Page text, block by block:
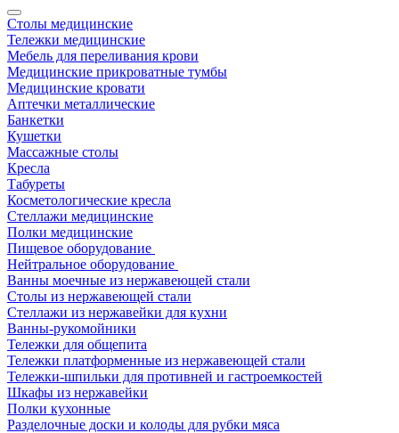
Столы медицинские
Тележки медицинские
Мебель для переливания крови
Медицинские прикроватные тумбы
Медицинские кровати
Аптечки металлические
Банкетки
Кушетки
Массажные столы
Кресла
Табуреты
Косметологические кресла
Стеллажи медицинские
Полки медицинские
Пищевое оборудование
Нейтральное оборудование
Ванны моечные из нержавеющей стали
Столы из нержавеющей стали
Стеллажи из нержавейки для кухни
Ванны-рукомойники
Тележки для общепита
Тележки платформенные из нержавеющей стали
Тележки-шпильки для противней и гастроемкостей
Шкафы из нержавейки
Полки кухонные
Разделочные доски и колоды для рубки мяса